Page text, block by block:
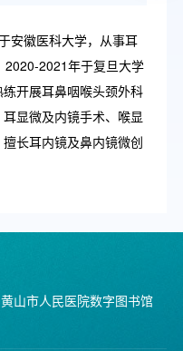
安徽医科大学，从事耳
2020-2021年于复旦大学
开展耳鼻咽喉头颈外科
显微及内镜手术、喉显
长耳内镜及鼻内镜微创
黄山市人民医院数字图书馆